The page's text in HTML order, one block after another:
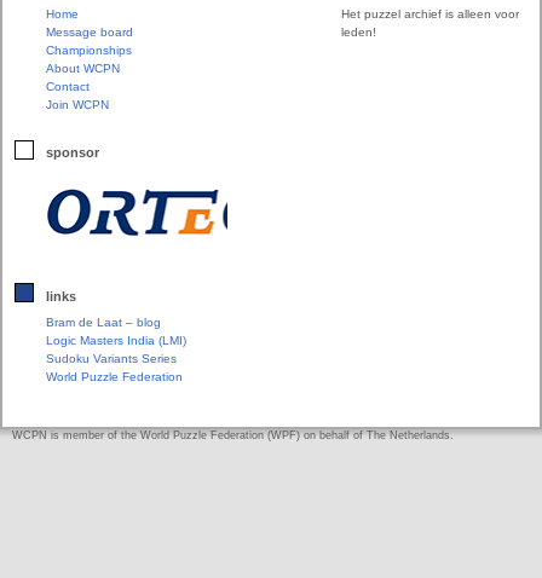
Home
Message board
Championships
About WCPN
Contact
Join WCPN
sponsor
links
Bram de Laat – blog
Logic Masters India (LMI)
Sudoku Variants Series
World Puzzle Federation
Het puzzel archief is alleen voor
leden!
WCPN is member of the World Puzzle Federation (WPF) on behalf of The Netherlands.